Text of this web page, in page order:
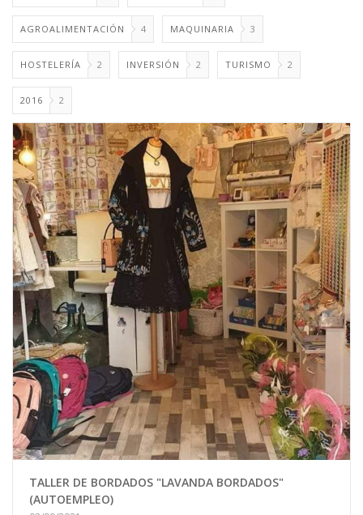
AGROALIMENTACIÓN 4 MAQUINARIA 3
HOSTELERÍA 2 INVERSIÓN 2 TURISMO 2
2016 2
TALLER DE BORDADOS "LAVANDA BORDADOS"
(AUTOEMPLEO)